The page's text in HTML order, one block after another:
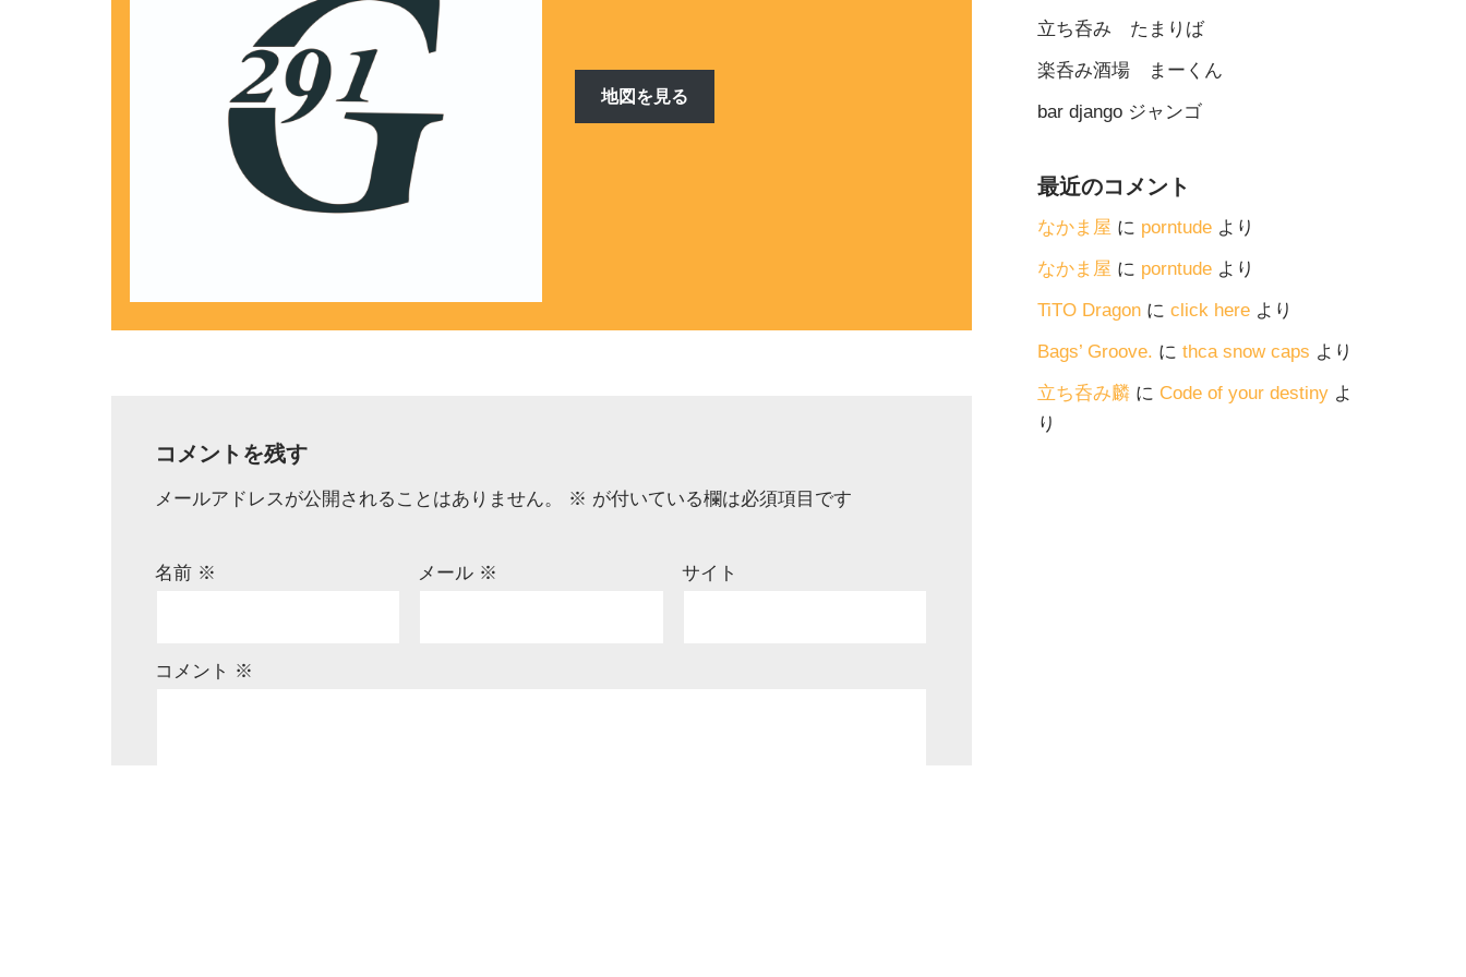
地図を見る
コメントを残す
メールアドレスが公開されることはありません。 ※ が付いている欄は必須項目です
名前 ※ メール ※ サイト
コメント ※
立ち呑み たまりば
楽呑み酒場 まーくん
bar django ジャンゴ
最近のコメント
なかま屋 に porntude より
なかま屋 に porntude より
TiTO Dragon に click here より
Bags’ Groove. に thca snow caps より
立ち呑み麟 に Code of your destiny よ
り